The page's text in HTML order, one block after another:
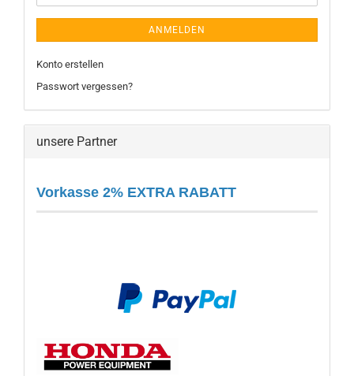
ANMELDEN
Konto erstellen
Passwort vergessen?
unsere Partner
Vorkasse 2% EXTRA RABATT